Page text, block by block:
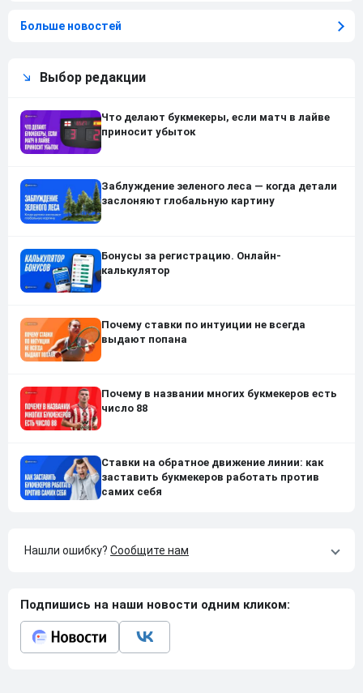
Больше новостей
Выбор редакции
Что делают букмекеры, если матч в лайве
приносит убыток
Заблуждение зеленого леса — когда детали
заслоняют глобальную картину
Бонусы за регистрацию. Онлайн-
калькулятор
Почему ставки по интуиции не всегда
выдают попана
Почему в названии многих букмекеров есть
число 88
Ставки на обратное движение линии: как
заставить букмекеров работать против
самих себя
Нашли ошибку? Сообщите нам
Подпишись на наши новости одним кликом: